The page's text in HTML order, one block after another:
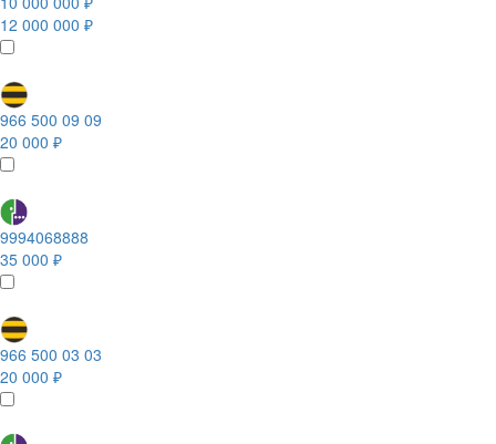
12 000 000 ₽
966 500 09 09
20 000 ₽
9994068888
35 000 ₽
966 500 03 03
20 000 ₽